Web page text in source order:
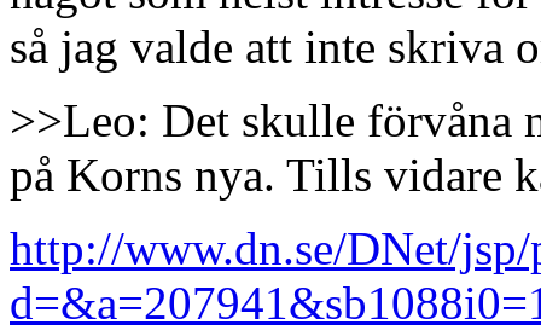
så jag valde att inte skriva
>>Leo: Det skulle förvåna
på Korns nya. Tills vidare
http://www.dn.se/DNet/